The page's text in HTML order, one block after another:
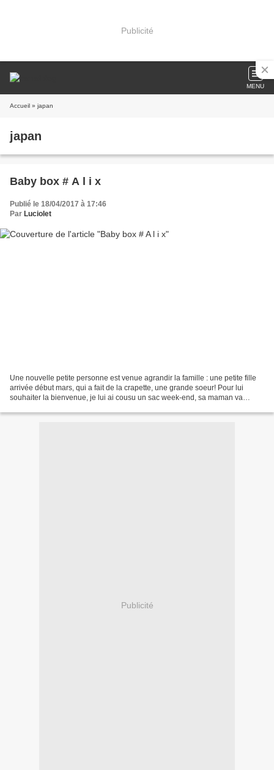
Publicité
MENU
Accueil » japan
japan
Baby box # A l i x
Publié le 18/04/2017 à 17:46
Par Luciolet
Une nouvelle petite personne est venue agrandir la famille : une petite fille
arrivée début mars, qui a fait de la crapette, une grande soeur! Pour lui
souhaiter la bienvenue, je lui ai cousu un sac week-end, sa maman va
Publicité